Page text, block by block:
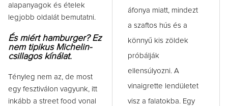
áfonya miatt, mindezt
a szaftos hús és a
könnyű kis zöldek
próbálják
ellensúlyozni. A
vinaigrette lendületet
visz a falatokba. Egy
alapanyagok és ételek
legjobb oldalát bemutatni.
És miért hamburger? Ez
nem tipikus Michelin-
csillagos kínálat.
Tényleg nem az, de most
egy fesztiválon vagyunk, itt
inkább a street food vonal